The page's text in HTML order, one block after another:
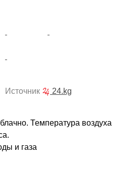
24.kg
Температура воздуха
и газа